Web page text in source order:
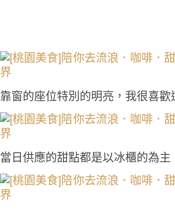
靠窗的座位特別的明亮，我很喜
當日供應的甜點都是以冰櫃的為主